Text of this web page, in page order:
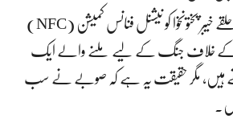
وزیرِاعلیٰ نے کہا کہ بعض حلقے خیبر پختونخوا کو نیشنل فنانس کمیشن (NFC)
کے خلاف جنگ کے لیے ملنے والے ایک
ہیں، مگر حقیقت یہ ہے کہ صوبے نے سب